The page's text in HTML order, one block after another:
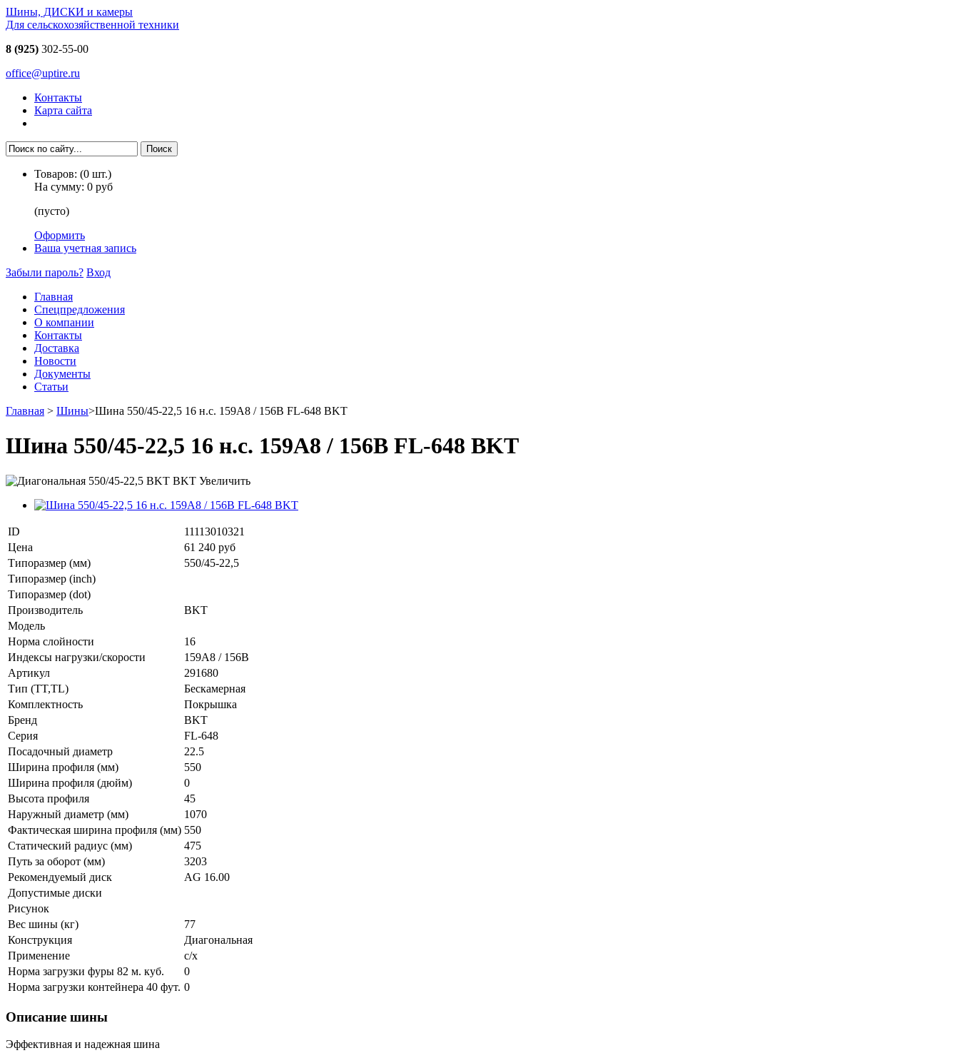
Шины, ДИСКИ и камеры
Для сельскохозяйственной техники
8 (925) 302-55-00
office@uptire.ru
Контакты
Карта сайта
Товаров: (0 шт.)
На сумму: 0 руб
(пусто)
Оформить
Ваша учетная запись
Забыли пароль? Вход
Главная
Спецпредложения
О компании
Контакты
Доставка
Новости
Документы
Статьи
Главная > Шины>Шина 550/45-22,5 16 н.с. 159A8 / 156B FL-648 BKT
Шина 550/45-22,5 16 н.с. 159A8 / 156B FL-648 BKT
Увеличить
ID
11113010321
Цена
61 240 руб
Типоразмер (мм)
550/45-22,5
Типоразмер (inch)
Типоразмер (dot)
Производитель
BKT
Модель
Норма слойности
16
Индексы нагрузки/скорости
159A8 / 156B
Артикул
291680
Тип (TT,TL)
Бескамерная
Комплектность
Покрышка
Бренд
BKT
Серия
FL-648
Посадочный диаметр
22.5
Ширина профиля (мм)
550
Ширина профиля (дюйм)
0
Высота профиля
45
Наружный диаметр (мм)
1070
Фактическая ширина профиля (мм) 550
Статический радиус (мм)
475
Путь за оборот (мм)
3203
Рекомендуемый диск
AG 16.00
Допустимые диски
Рисунок
Вес шины (кг)
77
Конструкция
Диагональная
Применение
с/х
Норма загрузки фуры 82 м. куб.
0
Норма загрузки контейнера 40 фут. 0
Описание шины
Эффективная и надежная шина